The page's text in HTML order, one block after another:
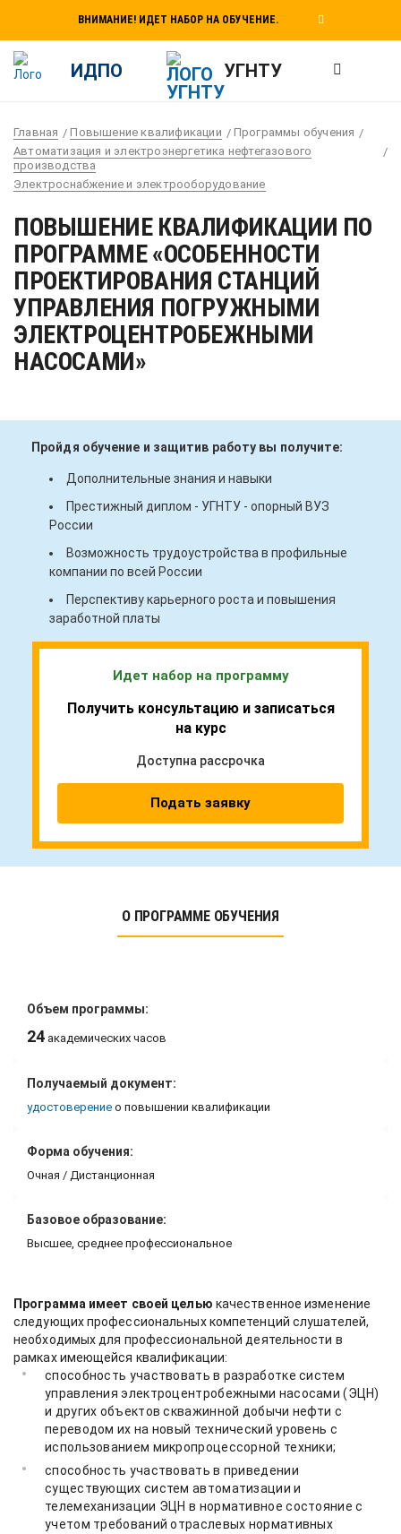
ВНИМАНИЕ! ИДЕТ НАБОР НА ОБУЧЕНИЕ.
ИДПО УГНТУ
Главная Повышение квалификации
Программы обучения
Автоматизация и электроэнергетика нефтегазового
производства
Электроснабжение и электрооборудование
ПОВЫШЕНИЕ КВАЛИФИКАЦИИ ПО
ПРОГРАММЕ «ОСОБЕННОСТИ
ПРОЕКТИРОВАНИЯ СТАНЦИЙ
УПРАВЛЕНИЯ ПОГРУЖНЫМИ
ЭЛЕКТРОЦЕНТРОБЕЖНЫМИ
НАСОСАМИ»
Пройдя обучение и защитив работу вы получите:
Дополнительные знания и навыки
Престижный диплом - УГНТУ - опорный ВУЗ
России
Возможность трудоустройства в профильные
компании по всей России
Перспективу карьерного роста и повышения
заработной платы
Идет набор на программу
Получить консультацию и записаться
на курс
Доступна рассрочка
Подать заявку
О ПРОГРАММЕ ОБУЧЕНИЯ
Объем программы:
24 академических часов
Получаемый документ:
удостоверение о повышении квалификации
Форма обучения:
Очная / Дистанционная
Базовое образование:
Высшее, среднее профессиональное
Программа имеет своей целью качественное изменение
следующих профессиональных компетенций слушателей,
необходимых для профессиональной деятельности в
рамках имеющейся квалификации:
способность участвовать в разработке систем
управления электроцентробежными насосами (ЭЦН)
и других объектов скважинной добычи нефти с
переводом их на новый технический уровень с
использованием микропроцессорной техники;
способность участвовать в приведении
существующих систем автоматизации и
телемеханизации ЭЦН в нормативное состояние с
учетом требований отраслевых нормативных